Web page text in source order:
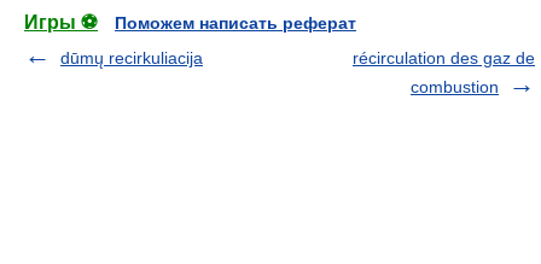
Игры ⚽
Поможем написать реферат
dūmų recirkuliacija
récirculation des gaz de
combustion